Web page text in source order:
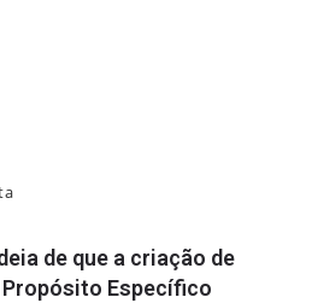
de que a criação de
Propósito Específico